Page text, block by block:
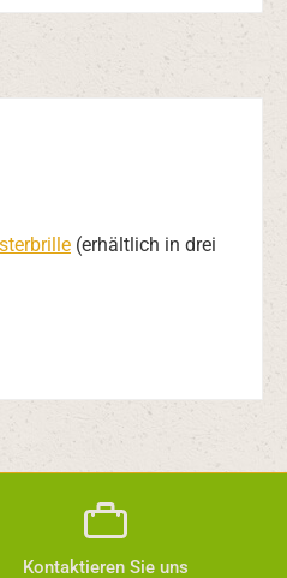
(erhältlich in drei
Kontaktieren Sie uns